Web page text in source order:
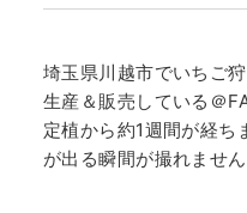
埼玉県川越市でいちご
生産＆販売している＠
定植から約1週間が経ち
が出る瞬間が撮れません